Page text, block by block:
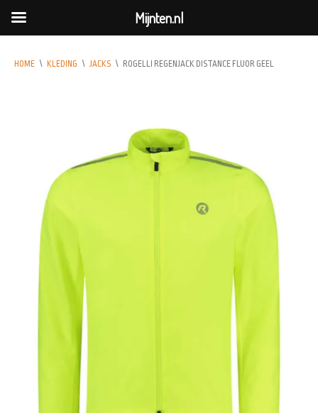
HOME \ KLEDING \ JACKS \ ROGELLI REGENJACK DISTANCE FLUOR GEEL
Mijnten.nl